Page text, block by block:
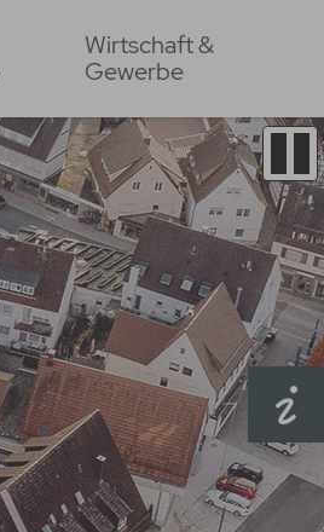
Wirtschaft &
Gewerbe